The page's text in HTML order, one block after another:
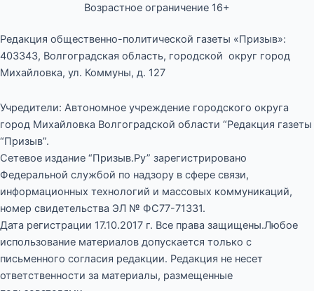
Возрастное ограничение 16+
Редакция общественно-политической газеты «Призыв»:
403343, Волгоградская область, городской округ город
Михайловка, ул. Коммуны, д. 127
Учредители: Автономное учреждение городского округа
город Михайловка Волгоградской области “Редакция газеты
“Призыв”.
Сетевое издание “Призыв.Ру” зарегистрировано
Федеральной службой по надзору в сфере связи,
информационных технологий и массовых коммуникаций,
номер свидетельства ЭЛ № ФС77-71331.
Дата регистрации 17.10.2017 г. Все права защищены.Любое
использование материалов допускается только с
письменного согласия редакции. Редакция не несет
ответственности за материалы, размещенные